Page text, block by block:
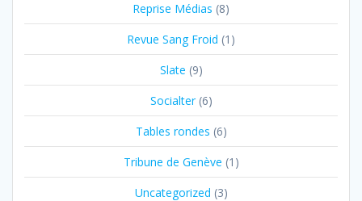
Reprise Médias (8)
Revue Sang Froid (1)
Slate (9)
Socialter(6)
Tables rondes (6)
Tribune de Genève (1)
Uncategorized (3)